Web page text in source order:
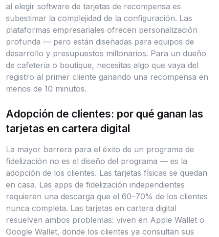
al elegir software de tarjetas de recompensa es
subestimar la complejidad de la configuración. Las
plataformas empresariales ofrecen personalización
profunda — pero están diseñadas para equipos de
desarrollo y presupuestos millonarios. Para un dueño
de cafetería o boutique, necesitas algo que vaya del
registro al primer cliente ganando una recompensa en
menos de 10 minutos.
Adopción de clientes: por qué ganan las
tarjetas en cartera digital
La mayor barrera para el éxito de un programa de
fidelización no es el diseño del programa — es la
adopción de los clientes. Las tarjetas físicas se quedan
en casa. Las apps de fidelización independientes
requieren una descarga que el 60–70% de los clientes
nunca completa. Las tarjetas en cartera digital
resuelven ambos problemas: viven en Apple Wallet o
Google Wallet, donde los clientes ya consultan sus